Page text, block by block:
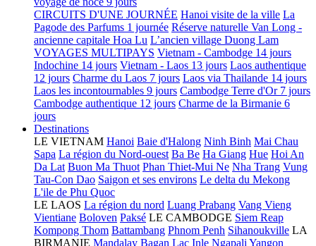
CIRCUITS D'UNE JOURNÉE Hanoi visite de la ville La
Pagode des Parfums 1 journée Réserve naturelle Van Long -
ancienne capitale Hoa Lu L’ancien village Duong Lam
VOYAGES MULTIPAYS Vietnam - Cambodge 14 jours
Indochine 14 jours Vietnam - Laos 13 jours Laos authentique
12 jours Charme du Laos 7 jours Laos via Thailande 14 jours
Laos les incontournables 9 jours Cambodge Terre d'Or 7 jours
Cambodge authentique 12 jours Charme de la Birmanie 6
jours
Destinations
LE VIETNAM Hanoi Baie d'Halong Ninh Binh Mai Chau
Sapa La région du Nord-ouest Ba Be Ha Giang Hue Hoi An
Da Lat Buon Ma Thuot Phan Thiet-Mui Ne Nha Trang Vung
Tau-Con Dao Saigon et ses environs Le delta du Mekong
L'ile de Phu Quoc
LE LAOS La région du nord Luang Prabang Vang Vieng
Vientiane Boloven Paksé LE CAMBODGE Siem Reap
Kompong Thom Battambang Phnom Penh Sihanoukville LA
BIRMANIE Mandalay Bagan Lac Inle Ngapali Yangon